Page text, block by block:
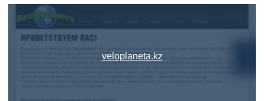
veloplaneta.kz